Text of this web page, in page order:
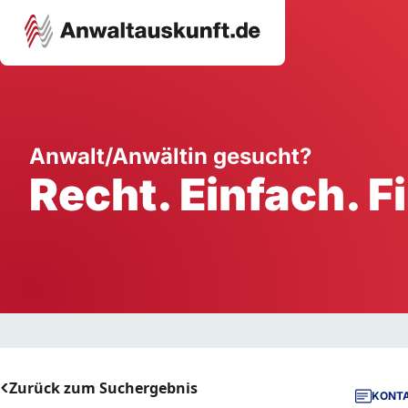
Ausbildung
Handwerk
Dienstleistung
Anwalt/Anwältin gesucht?
Recht. Einfach.
Zurück zum Suchergebnis